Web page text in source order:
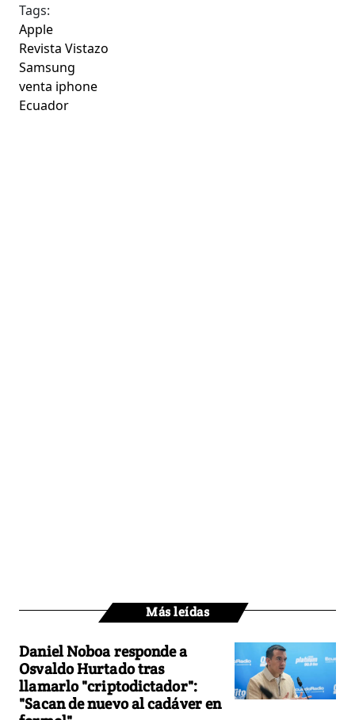
Tags:
Apple
Revista Vistazo
Samsung
venta iphone
Ecuador
Más leídas
Daniel Noboa responde a
Osvaldo Hurtado tras
llamarlo "criptodictador":
"Sacan de nuevo al cadáver en